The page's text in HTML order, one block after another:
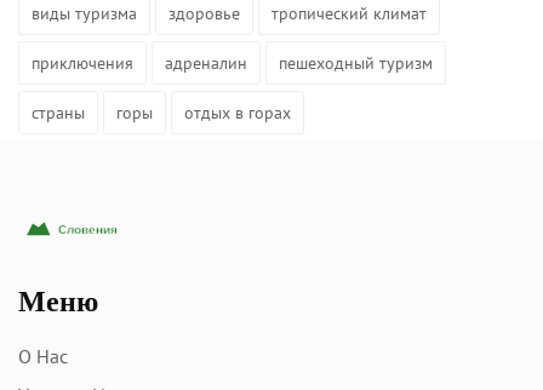
виды туризма здоровье тропический климат
приключения адреналин пешеходный туризм
страны горы отдых в горах
Меню
О Нас